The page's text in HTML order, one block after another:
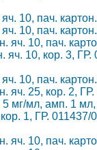
яч. 10, пач.
яч. 10, пач.
яч. 10, пач.
яч. 10, кор. 3,
яч. 10, пач.
яч. 25, кор. 2,
мг/мл, амп. 1
1, ГР.
яч. 10, пач.